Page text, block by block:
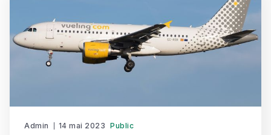
Admin 14 mai 2023 Public